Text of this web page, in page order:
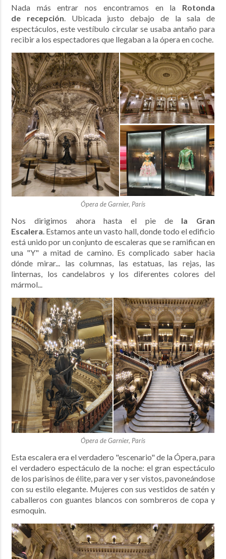
Nada más entrar nos encontramos en la Rotonda
de recepción. Ubicada justo debajo de la sala de
espectáculos, este vestíbulo circular se usaba antaño para
recibir a los espectadores que llegaban a la ópera en coche.
Ópera de Garnier, París
Nos dirigimos ahora hasta el pie de la Gran
Escalera. Estamos ante un vasto hall, donde todo el edificio
está unido por un conjunto de escaleras que se ramifican en
una "Y" a mitad de camino. Es complicado saber hacia
dónde mirar... las columnas, las estatuas, las rejas, las
linternas, los candelabros y los diferentes colores del
mármol...
Ópera de Garnier, París
Esta escalera era el verdadero "escenario" de la Ópera, para
el verdadero espectáculo de la noche: el gran espectáculo
de los parisinos de élite, para ver y ser vistos, pavoneándose
con su estilo elegante. Mujeres con sus vestidos de satén y
caballeros con guantes blancos con sombreros de copa y
esmoquin.